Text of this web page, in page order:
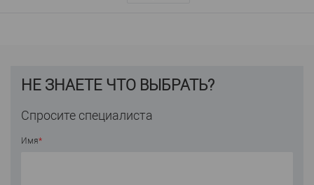
НЕ ЗНАЕТЕ ЧТО ВЫБРАТЬ?
Спросите специалиста
Имя*